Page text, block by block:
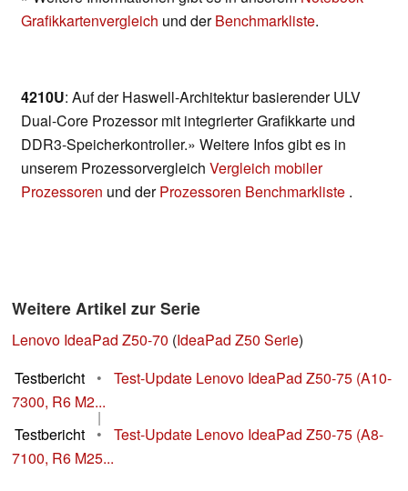
Grafikkartenvergleich und derBenchmarkliste.
4210U: Auf der Haswell-Architektur basierender ULV
Dual-Core Prozessor mit integrierter Grafikkarte und
DDR3-Speicherkontroller.» Weitere Infos gibt es in
unserem Prozessorvergleich Vergleich mobiler
Prozessoren und derProzessoren Benchmarkliste .
Weitere Artikel zur Serie
Lenovo IdeaPad Z50-70 (IdeaPad Z50 Serie)
Testbericht
•
Test-Update Lenovo IdeaPad Z50-75 (A10-
7300, R6 M2...
|
Testbericht
•
Test-Update Lenovo IdeaPad Z50-75 (A8-
7100, R6 M25...